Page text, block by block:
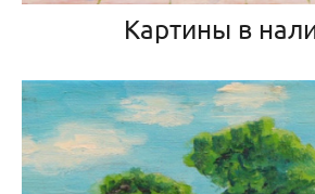
Картины в